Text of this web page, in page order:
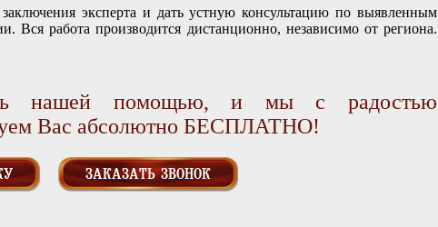
эксперта и дать устную консультацию по выявленным
Вся работа производится дистанционно, независимо от региона.
нашей помощью, и мы с радостью
Вас абсолютно БЕСПЛАТНО!
ЗАКАЗАТЬ ЗВОНОК